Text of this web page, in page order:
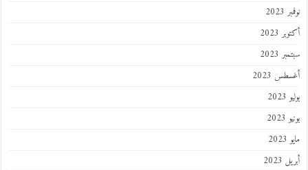
نوفمبر 2023
أكتوبر 2023
سبتمبر 2023
أغسطس 2023
يوليو 2023
يونيو 2023
مايو 2023
أبريل 2023